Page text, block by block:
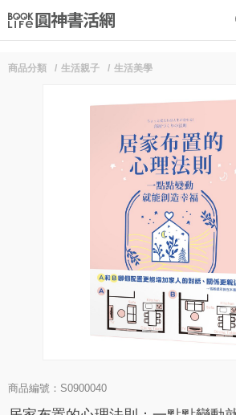
商品分類 生活親子 生活美學
商品編號：S0900040